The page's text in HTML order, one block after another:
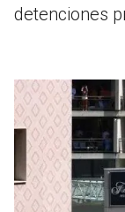
detenciones